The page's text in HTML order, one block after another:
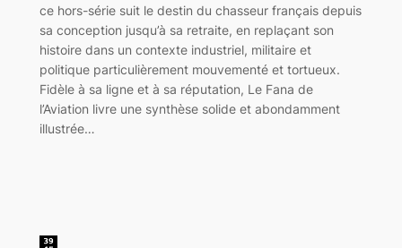
ce hors-série suit le destin du chasseur français depuis
sa conception jusqu’à sa retraite, en replaçant son
histoire dans un contexte industriel, militaire et
politique particulièrement mouvementé et tortueux.
Fidèle à sa ligne et à sa réputation, Le Fana de
l’Aviation livre une synthèse solide et abondamment
illustrée…